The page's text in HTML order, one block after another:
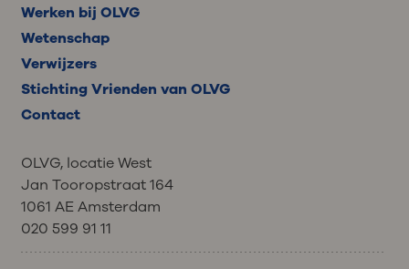
Werken bij OLVG
Wetenschap
Verwijzers
Stichting Vrienden van OLVG
Contact
OLVG, locatie West
Jan Tooropstraat 164
1061 AE Amsterdam
020 599 91 11